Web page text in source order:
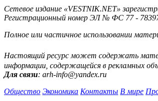
Сетевое издание «VESTNIK.NET»
Регистрационный номер ЭЛ № ФС 77 -
Полное или частичное использовании
Настоящий ресурс может содержать
информации, содержащейся в рекламных
Для связи: arh-info@yandex.ru
Общество Экономика Контакты В мире